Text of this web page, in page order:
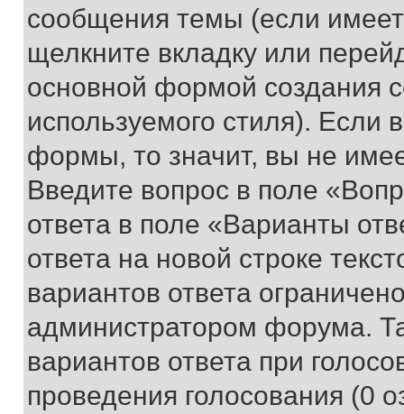
сообщения темы (если
щелкните вкладку или
основной формой создания
используемого стиля). Если
формы, то значит, вы не
Введите вопрос в поле
ответа в поле «Варианты
ответа на новой строке
вариантов ответа
администратором форума.
вариантов ответа при
проведения голосования (0